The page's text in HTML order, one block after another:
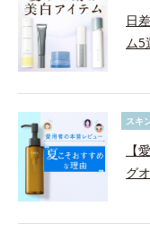
日
ム5
スキ
【
グ